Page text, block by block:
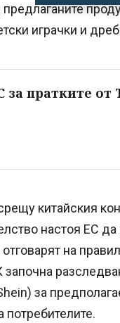
играчки и
за пратките от
китайския
настоя ЕС
на
за